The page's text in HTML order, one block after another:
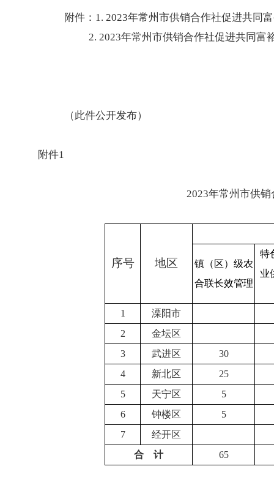
附件：1. 2023年常州市供销合作社促进共同
2. 2023年常州市供销合作社促进共同富
（此件公开发布）
附件1
2023年常州市供
序号 地区
镇（区）级农
合联长效管理
特
业
1
溧阳市
2
金坛区
3
武进区
30
4
新北区
25
5
天宁区
5
6
钟楼区
5
7
经开区
合
计 65